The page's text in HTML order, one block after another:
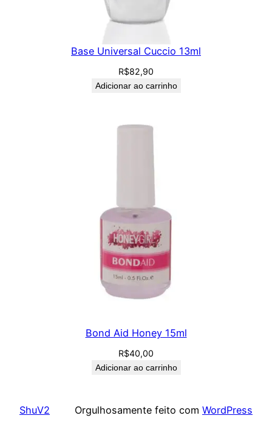
Base Universal Cuccio 13ml
R$82,90
Adicionar ao carrinho
Bond Aid Honey 15ml
R$40,00
Adicionar ao carrinho
ShuV2 Orgulhosamente feito com WordPress